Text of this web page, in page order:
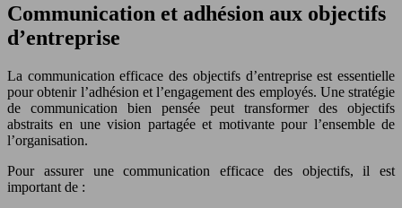
Communication et adhésion aux objectifs
d’entreprise
La communication efficace des objectifs d’entreprise est essentielle
pour obtenir l’adhésion et l’engagement des employés. Une stratégie
de communication bien pensée peut transformer des objectifs
abstraits en une vision partagée et motivante pour l’ensemble de
l’organisation.
Pour assurer une communication efficace des objectifs, il est
important de :